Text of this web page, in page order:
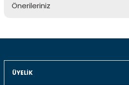
Önerileriniz
Bu ürünün fiyat bilgisi, resim, ürün
kullanarak tarafımıza iletebilirsiniz.
Görüş ve önerileriniz için teşekkür
ÜYELIK